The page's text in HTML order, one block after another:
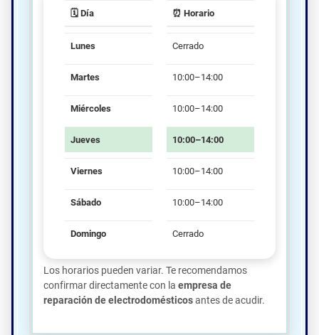
🗓️ Día ⏰ Horario
Lunes Cerrado
Martes 10:00–14:00
Miércoles 10:00–14:00
Jueves 10:00–14:00
Viernes 10:00–14:00
Sábado 10:00–14:00
Domingo Cerrado
Los horarios pueden variar. Te recomendamos
confirmar directamente con la empresa de
reparación de electrodomésticosantes de acudir.